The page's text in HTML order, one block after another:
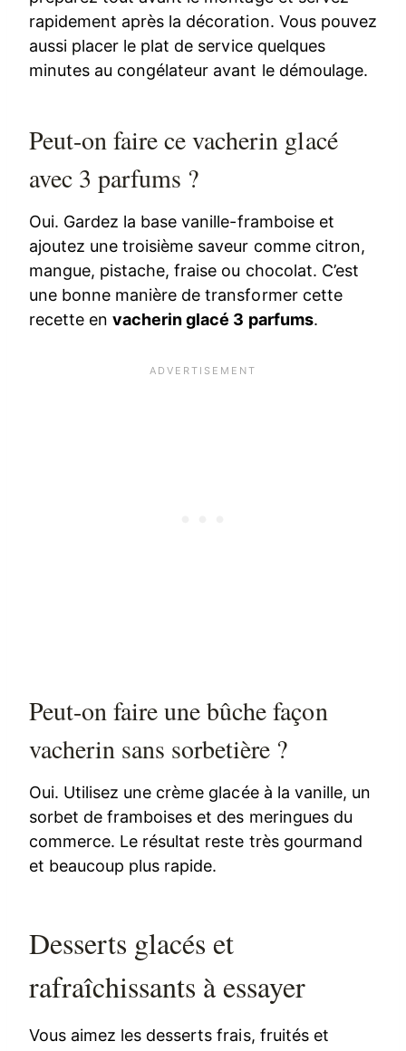
rapidement après la décoration. Vous pouvez
aussi placer le plat de service quelques
minutes au congélateur avant le démoulage.
Peut-on faire ce vacherin glacé
avec 3 parfums ?
Oui. Gardez la base vanille-framboise et
ajoutez une troisième saveur comme citron,
mangue, pistache, fraise ou chocolat. C’est
une bonne manière de transformer cette
recette envacherin glacé 3 parfums.
Peut-on faire une bûche façon
vacherin sans sorbetière ?
Oui. Utilisez une crème glacée à la vanille, un
sorbet de framboises et des meringues du
commerce. Le résultat reste très gourmand
et beaucoup plus rapide.
Desserts glacés et
rafraîchissants à essayer
Vous aimez les desserts frais, fruités et